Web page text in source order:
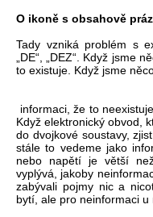
O ikoně s obsahově
Tady vzniká problém s
„DE“, „DEZ“. Když jsme
to existuje. Když jsme
informaci, že to
Když elektronický obvod,
do dvojkové soustavy,
stále to vedeme jako
nebo napětí je větší
vyplývá, jakoby
zabývali pojmy nic a
bytí, ale pro neinformaci u